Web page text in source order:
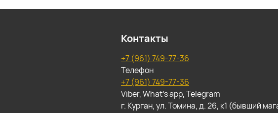
Контакты
+7 (961) 749-77-36
Телефон
+7 (961) 749-77-36
Viber, What's app, Telegram
г. Курган, ул. Томина, д. 26, к1 (бывший